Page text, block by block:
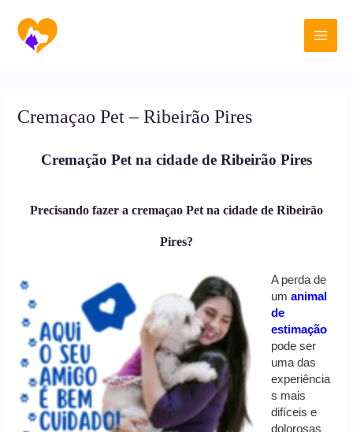
para
conteúdo
Main
Cremaçao Pet – Ribeirão Pires
Cremação Pet na cidade de Ribeirão Pires
Precisando fazer a cremaçao Pet na cidade de Ribeirão
Pires?
A perda de
umanimal
de
estimação
pode ser
uma das
experiência
s mais
difíceis e
dolorosas